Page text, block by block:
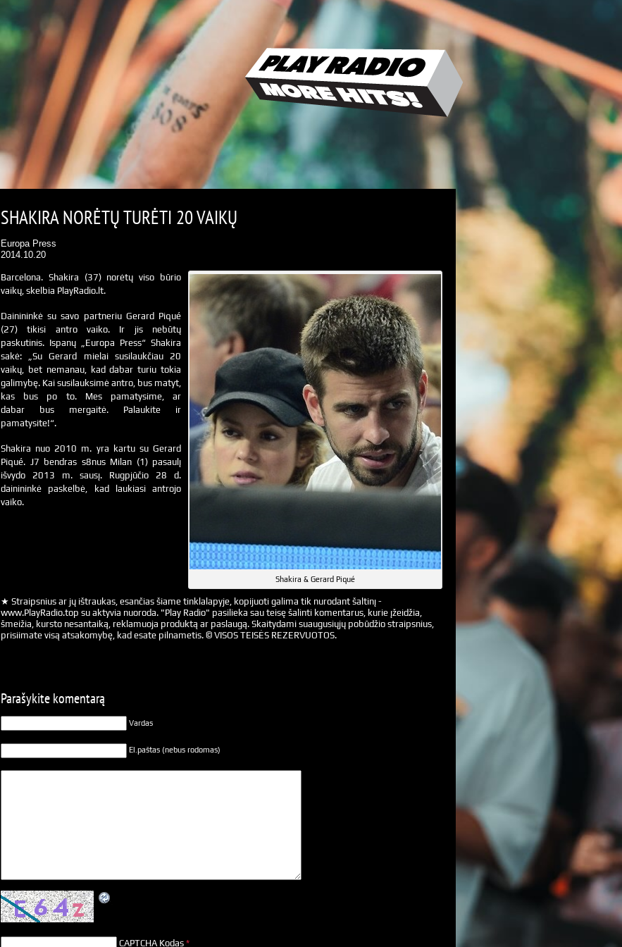
SHAKIRA NORĖTŲ TURĖTI 20 VAIKŲ
Europa Press
2014.10.20
Shakira & Gerard Piqué
Barcelona. Shakira (37) norėtų viso būrio
vaikų, skelbia PlayRadio.lt.
Dainininkė su savo partneriu Gerard Piqué
(27) tikisi antro vaiko. Ir jis nebūtų
paskutinis. Ispanų „Europa Press“ Shakira
sakė: „Su Gerard mielai susilaukčiau 20
vaikų, bet nemanau, kad dabar turiu tokia
galimybę. Kai susilauksimė antro, bus matyt,
kas bus po to. Mes pamatysime, ar
dabar bus mergaitė. Palaukite ir
pamatysite!“.
Shakira nuo 2010 m. yra kartu su Gerard
Piqué. J7 bendras s8nus Milan (1) pasaulį
išvydo 2013 m. sausį. Rugpjūčio 28 d.
dainininkė paskelbė, kad laukiasi antrojo
vaiko.
★ Straipsnius ar jų ištraukas, esančias šiame tinklalapyje, kopijuoti galima tik nurodant šaltinį -
www.PlayRadio.top su aktyvia nuoroda. "Play Radio" pasilieka sau teisę šalinti komentarus, kurie įžeidžia,
šmeižia, kursto nesantaiką, reklamuoja produktą ar paslaugą. Skaitydami suaugusiųjų pobūdžio straipsnius,
prisiimate visą atsakomybę, kad esate pilnametis. © VISOS TEISĖS REZERVUOTOS.
Parašykite komentarą
Vardas
El.paštas (nebus rodomas)
CAPTCHA Kodas *